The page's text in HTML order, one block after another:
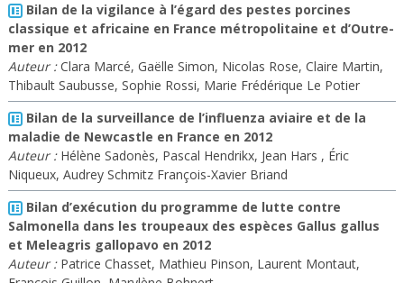
Bilan de la vigilance à l’égard des pestes porcines
classique et africaine en France métropolitaine et d’Outre-
mer en 2012
Auteur :Clara Marcé, Gaëlle Simon, Nicolas Rose, Claire Martin,
Thibault Saubusse, Sophie Rossi, Marie Frédérique Le Potier
Bilan de la surveillance de l’influenza aviaire et de la
maladie de Newcastle en France en 2012
Auteur :Hélène Sadonès, Pascal Hendrikx, Jean Hars , Éric
Niqueux, Audrey Schmitz François-Xavier Briand
Bilan d’exécution du programme de lutte contre
Salmonella dans les troupeaux des espèces Gallus gallus
et Meleagris gallopavo en 2012
Auteur :Patrice Chasset, Mathieu Pinson, Laurent Montaut,